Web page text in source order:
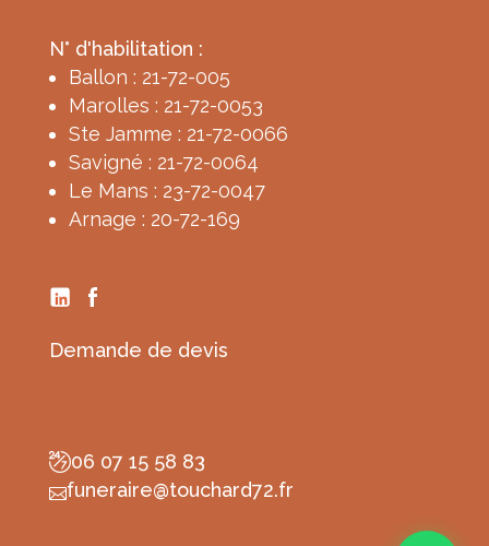
N° d'habilitation :
Ballon : 21-72-005
Marolles : 21-72-0053
Ste Jamme : 21-72-0066
Savigné : 21-72-0064
Le Mans : 23-72-0047
Arnage : 20-72-169
Demande de devis
06 07 15 58 83
funeraire@touchard72.fr